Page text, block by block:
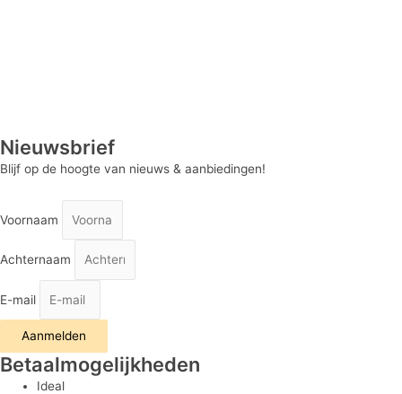
Nieuwsbrief
Blijf op de hoogte van nieuws & aanbiedingen!
Voornaam
Achternaam
E-mail
Aanmelden
Betaalmogelijkheden
Ideal